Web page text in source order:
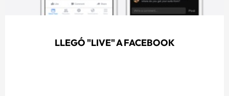
LLEGÓ "LIVE" A FACEBOOK